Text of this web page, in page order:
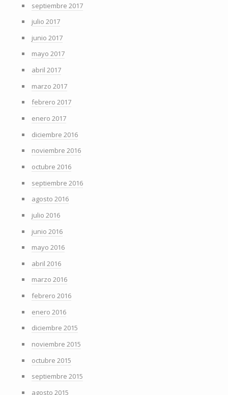
septiembre 2017
julio 2017
junio 2017
mayo 2017
abril 2017
marzo 2017
febrero 2017
enero 2017
diciembre 2016
noviembre 2016
octubre 2016
septiembre 2016
agosto 2016
julio 2016
junio 2016
mayo 2016
abril 2016
marzo 2016
febrero 2016
enero 2016
diciembre 2015
noviembre 2015
octubre 2015
septiembre 2015
agosto 2015